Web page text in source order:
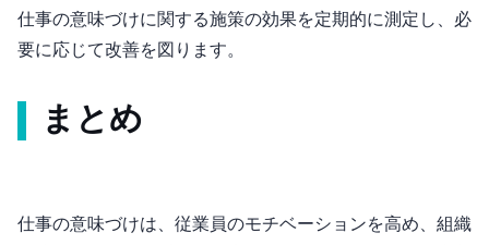
仕事の意味づけに関する施策の効果を定期的に測定し、必
要に応じて改善を図ります。
まとめ
仕事の意味づけは、従業員のモチベーションを高め、組織